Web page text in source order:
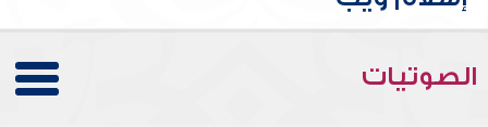
الصوتيات